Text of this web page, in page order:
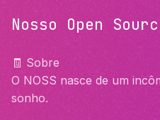
Nosso Open
🧾 Sobre
O NOSS nasce de um
sonho.